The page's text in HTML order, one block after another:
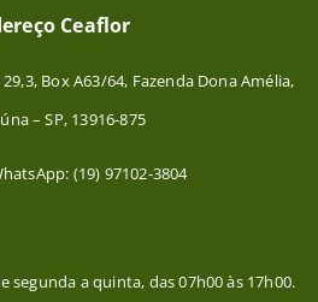
Ceaflor
Box A63/64, Fazenda Dona Amélia,
– SP, 13916-875
(19) 97102-3804
segunda a quinta, das 07h00 às 17h00.